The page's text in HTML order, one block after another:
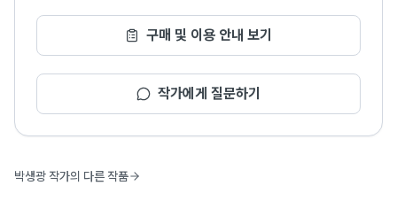
구매 및 이용 안내 보기
작가에게 질문하기
박생광 작가의 다른 작품